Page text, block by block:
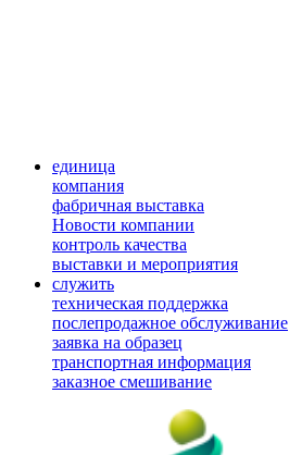
единица
компания
фабричная выставка
Новости компании
контроль качества
выставки и мероприятия
служить
техническая поддержка
послепродажное обслуживание
заявка на образец
транспортная информация
заказное смешивание